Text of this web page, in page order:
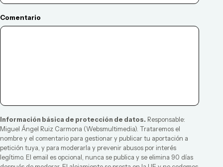
Comentario
Información básica de protección de datos. Responsable:
Miguel Ángel Ruiz Carmona (Websmultimedia). Trataremos el
nombre y el comentario para gestionar y publicar tu aportación a
petición tuya, y para moderarla y prevenir abusos por interés
legítimo. El email es opcional, nunca se publica y se elimina 90 días